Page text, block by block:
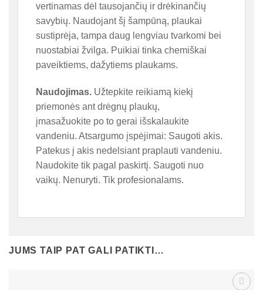
vertinamas dėl tausojančių ir drėkinančių
savybių. Naudojant šį šampūną, plaukai
sustiprėja, tampa daug lengviau tvarkomi bei
nuostabiai žvilga. Puikiai tinka chemiškai
paveiktiems, dažytiems plaukams.
Naudojimas. Užtepkite reikiamą kiekį
priemonės ant drėgnų plaukų,
įmasažuokite po to gerai išskalaukite
vandeniu. Atsargumo įspėjimai: Saugoti akis.
Patekus į akis nedelsiant praplauti vandeniu.
Naudokite tik pagal paskirtį. Saugoti nuo
vaikų. Nenuryti. Tik profesionalams.
JUMS TAIP PAT GALI PATIKTI…